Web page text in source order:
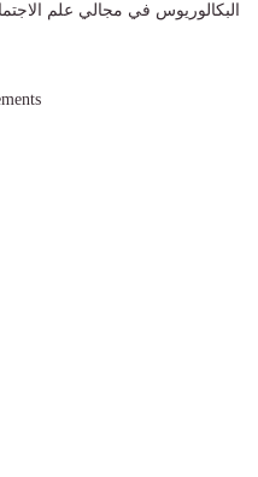
البكالوريوس في مجالي علم